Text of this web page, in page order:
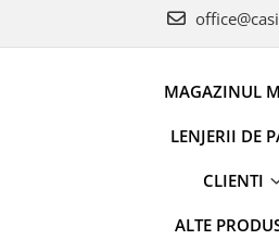
MAGAZINUL
LENJERII DE
CLIENTI
ALTE